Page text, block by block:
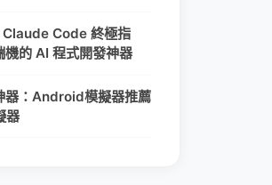
Code 終極指
機的 AI 程式開發神器
器：Android模擬器推薦
器